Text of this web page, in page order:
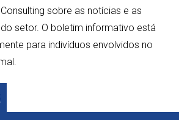
sobre as notícias e as
setor. O boletim informativo está
para indivíduos envolvidos no